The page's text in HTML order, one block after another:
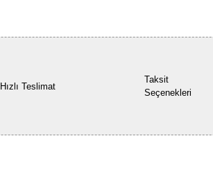
Hızlı Teslimat
Taksit
Seçenekleri